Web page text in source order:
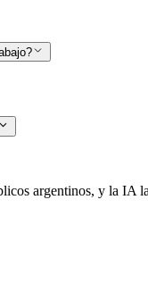
argentinos, y la IA